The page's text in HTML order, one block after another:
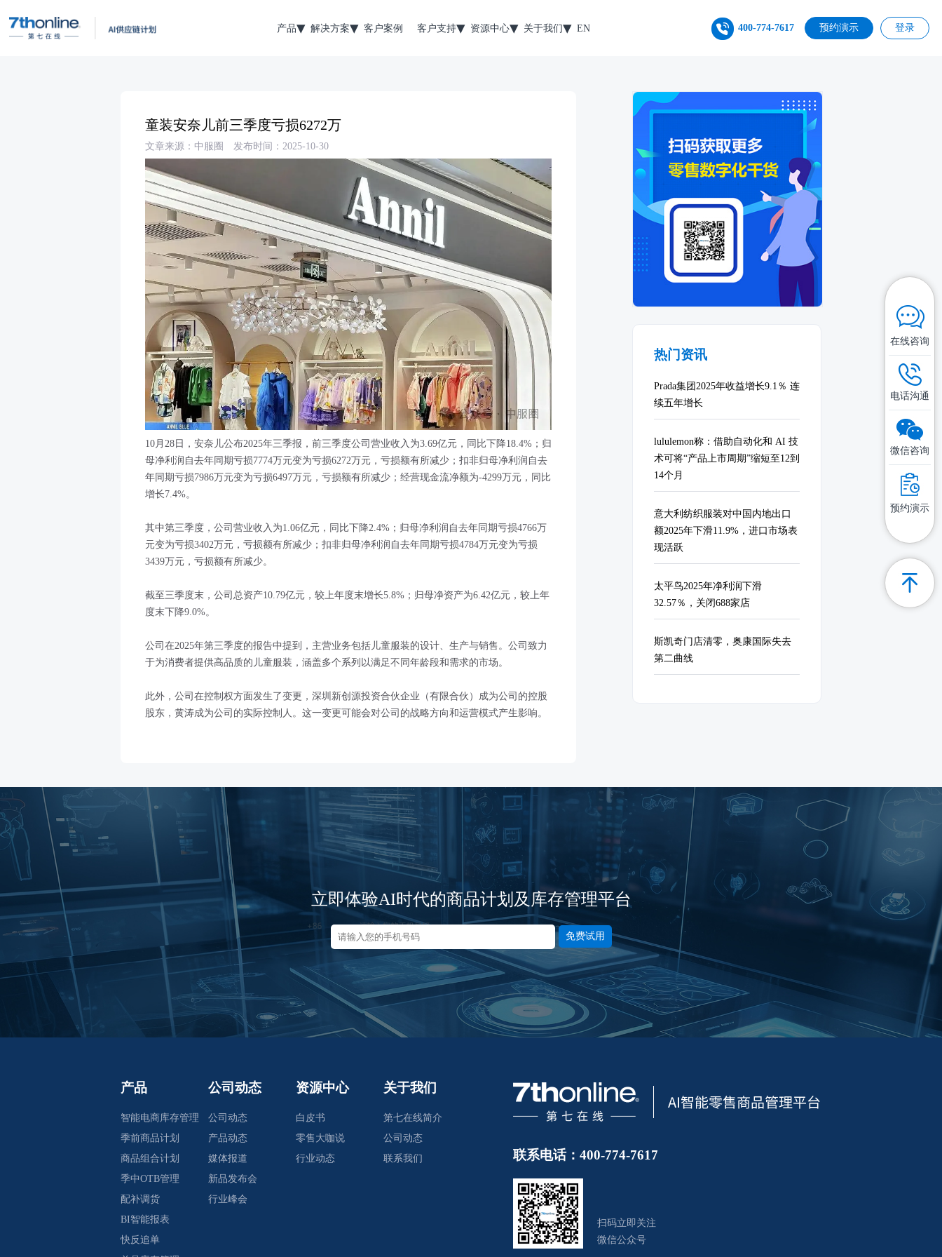
产品 解决方案 客户案例 客户支持 资源中心 关于我们 EN 400-774-7617 预约演示 登录
童装安奈儿前三季度亏损6272万
文章来源：中服圈 发布时间：2025-10-30
10月28日，安奈儿公布2025年三季报，前三季度公司营业收入为3.69亿元，同比下降18.4%；归
母净利润自去年同期亏损7774万元变为亏损6272万元，亏损额有所减少；扣非归母净利润自去
年同期亏损7986万元变为亏损6497万元，亏损额有所减少；经营现金流净额为-4299万元，同比
增长7.4%。
其中第三季度，公司营业收入为1.06亿元，同比下降2.4%；归母净利润自去年同期亏损4766万
元变为亏损3402万元，亏损额有所减少；扣非归母净利润自去年同期亏损4784万元变为亏损
3439万元，亏损额有所减少。
截至三季度末，公司总资产10.79亿元，较上年度末增长5.8%；归母净资产为6.42亿元，较上年
度末下降9.0%。
公司在2025年第三季度的报告中提到，主营业务包括儿童服装的设计、生产与销售。公司致力
于为消费者提供高品质的儿童服装，涵盖多个系列以满足不同年龄段和需求的市场。
此外，公司在控制权方面发生了变更，深圳新创源投资合伙企业（有限合伙）成为公司的控股
股东，黄涛成为公司的实际控制人。这一变更可能会对公司的战略方向和运营模式产生影响。
热门资讯
Prada集团2025年收益增长9.1％ 连
续五年增长
lululemon称：借助自动化和 AI 技
术可将“产品上市周期”缩短至12到
14个月
意大利纺织服装对中国内地出口
额2025年下滑11.9%，进口市场表
现活跃
太平鸟2025年净利润下滑
32.57％，关闭688家店
斯凯奇门店清零，奥康国际失去
第二曲线
立即体验AI时代的商品计划及库存管理平台
免费试用
产品
智能电商库存管理
季前商品计划
商品组合计划
季中OTB管理
配补调货
BI智能报表
快反追单
公司动态
公司动态
产品动态
媒体报道
新品发布会
行业峰会
资源中心
白皮书
零售大咖说
行业动态
关于我们
第七在线简介
公司动态
联系我们
联系电话：400-774-7617
扫码立即关注
微信公众号
在线咨询
电话沟通
微信咨询
预约演示